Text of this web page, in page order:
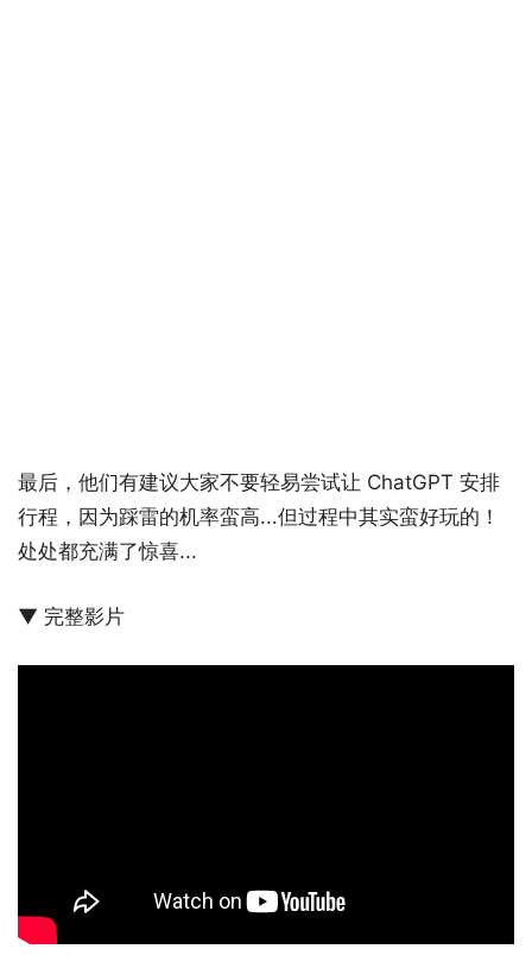
最后，他们有建议大家不要轻易尝试让 ChatGPT 安排
行程，因为踩雷的机率蛮高...但过程中其实蛮好玩的！
处处都充满了惊喜...
▼ 完整影片